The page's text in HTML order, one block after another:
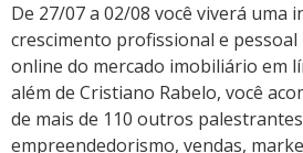
De 27/07 a 02/08 você viverá uma
crescimento profissional e
online do mercado imobiliário em
além de Cristiano Rabelo, você
de mais de 110 outros
empreendedorismo, vendas,